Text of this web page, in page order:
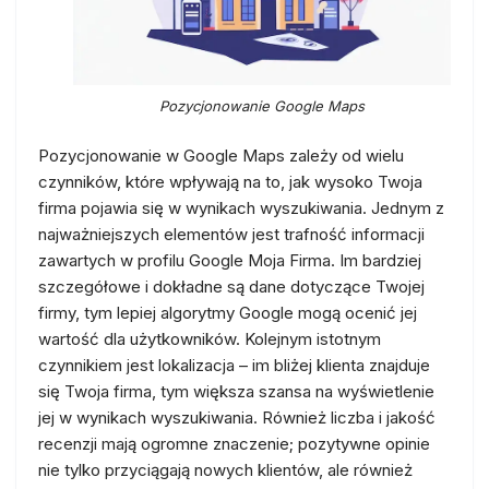
Pozycjonowanie Google Maps
Pozycjonowanie w Google Maps zależy od wielu
czynników, które wpływają na to, jak wysoko Twoja
firma pojawia się w wynikach wyszukiwania. Jednym z
najważniejszych elementów jest trafność informacji
zawartych w profilu Google Moja Firma. Im bardziej
szczegółowe i dokładne są dane dotyczące Twojej
firmy, tym lepiej algorytmy Google mogą ocenić jej
wartość dla użytkowników. Kolejnym istotnym
czynnikiem jest lokalizacja – im bliżej klienta znajduje
się Twoja firma, tym większa szansa na wyświetlenie
jej w wynikach wyszukiwania. Również liczba i jakość
recenzji mają ogromne znaczenie; pozytywne opinie
nie tylko przyciągają nowych klientów, ale również